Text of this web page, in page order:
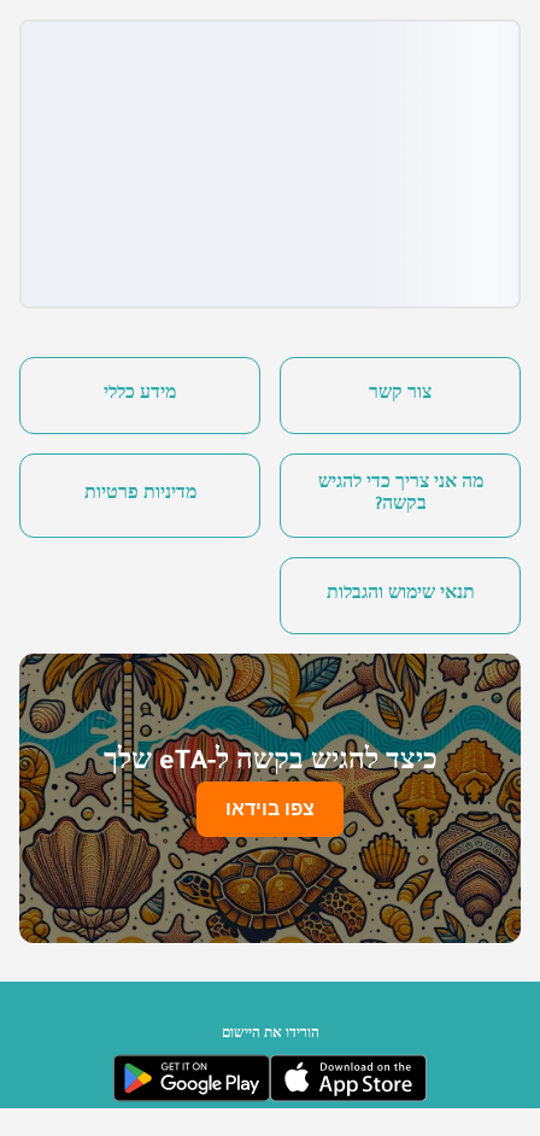
צור קשר מידע כללי
מה אני צריך כדי להגיש
בקשה?
מדיניות פרטיות
תנאי שימוש והגבלות
כיצד להגיש בקשה ל-eTA שלך
צפו בוידאו
הורידו את היישום